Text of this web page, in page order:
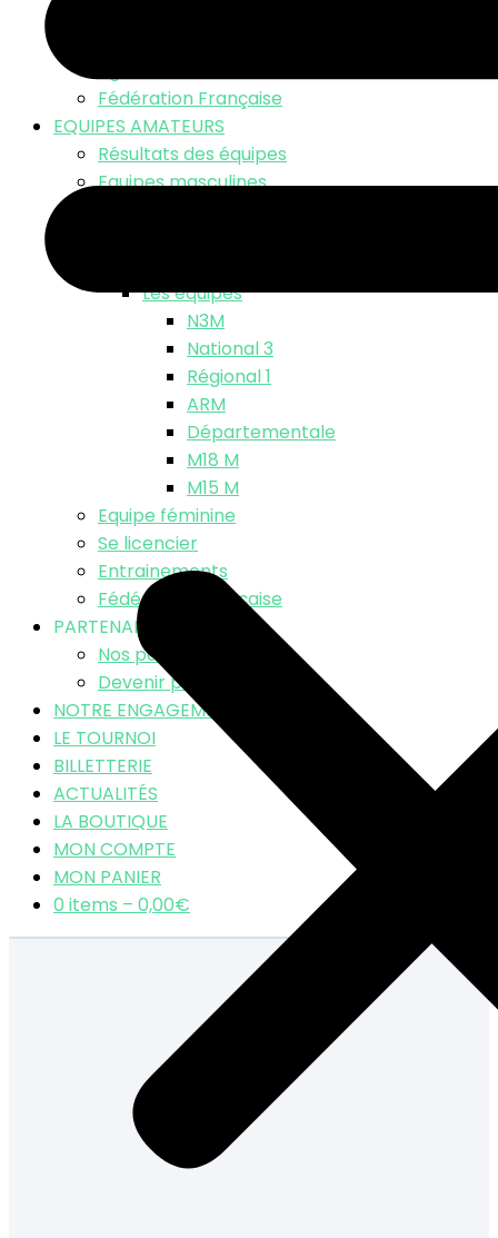
Fédération Française
EQUIPES AMATEURS
Résultats des équipes
Equipes masculines
Les équipes
N3M
National 3
Régional 1
ARM
Départementale
M18 M
M15 M
Equipe féminine
Se licencier
Entrainements
Fédération Française
PARTENAIRES
Nos partenaires
Devenir partenaire
NOTRE ENGAGEMENT RSE
LE TOURNOI
BILLETTERIE
ACTUALITÉS
LA BOUTIQUE
MON COMPTE
MON PANIER
0 items – 0,00€